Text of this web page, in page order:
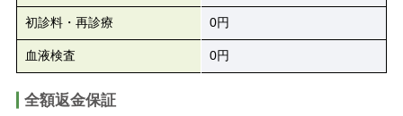
初診料・再診療 0円
血液検査 0円
全額返金保証